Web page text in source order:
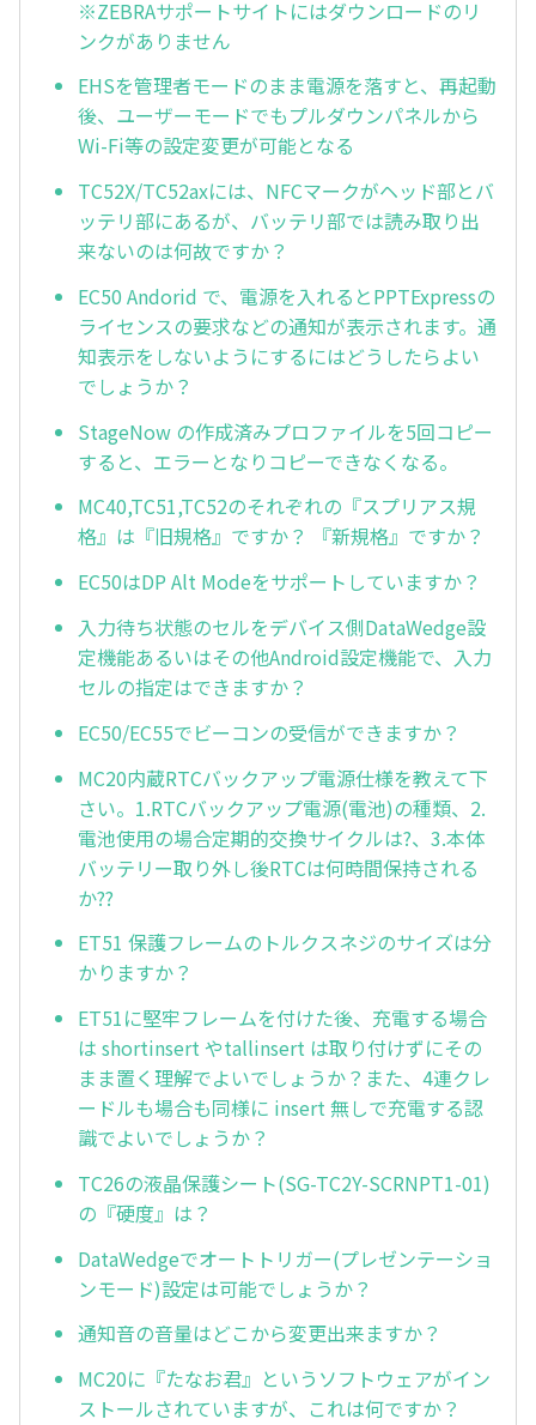
※ZEBRAサポートサイトにはダウンロードのリ
ンクがありません
EHSを管理者モードのまま電源を落すと、再起動
後、ユーザーモードでもプルダウンパネルから
Wi-Fi等の設定変更が可能となる
TC52X/TC52axには、NFCマークがヘッド部とバ
ッテリ部にあるが、バッテリ部では読み取り出
来ないのは何故ですか？
EC50 Andorid で、電源を入れるとPPTExpressの
ライセンスの要求などの通知が表示されます。通
知表示をしないようにするにはどうしたらよい
でしょうか？
StageNow の作成済みプロファイルを5回コピー
すると、エラーとなりコピーできなくなる。
MC40,TC51,TC52のそれぞれの『スプリアス規
格』は『旧規格』ですか？ 『新規格』ですか？
EC50はDP Alt Modeをサポートしていますか？
入力待ち状態のセルをデバイス側DataWedge設
定機能あるいはその他Android設定機能で、入力
セルの指定はできますか？
EC50/EC55でビーコンの受信ができますか？
MC20内蔵RTCバックアップ電源仕様を教えて下
さい。1.RTCバックアップ電源(電池)の種類、2.
電池使用の場合定期的交換サイクルは?、3.本体
バッテリー取り外し後RTCは何時間保持される
か??
ET51 保護フレームのトルクスネジのサイズは分
かりますか？
ET51に堅牢フレームを付けた後、充電する場合
は shortinsert やtallinsert は取り付けずにその
まま置く理解でよいでしょうか？また、4連クレ
ードルも場合も同様に insert 無しで充電する認
識でよいでしょうか？
TC26の液晶保護シート(SG-TC2Y-SCRNPT1-01)
の『硬度』は？
DataWedgeでオートトリガー(プレゼンテーショ
ンモード)設定は可能でしょうか？
通知音の音量はどこから変更出来ますか？
MC20に『たなお君』というソフトウェアがイン
ストールされていますが、これは何ですか？